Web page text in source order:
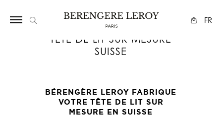
FR
TETE DE LIT SUR MESURE
SUISSE
BÉRENGÈRE LEROY FABRIQUE
VOTRE TÊTE DE LIT SUR
MESURE EN SUISSE